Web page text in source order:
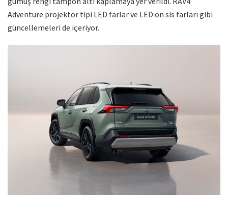
Adventure projektör tipi LED farlar ve LED ön sis farları gibi
güncellemeleri de içeriyor.